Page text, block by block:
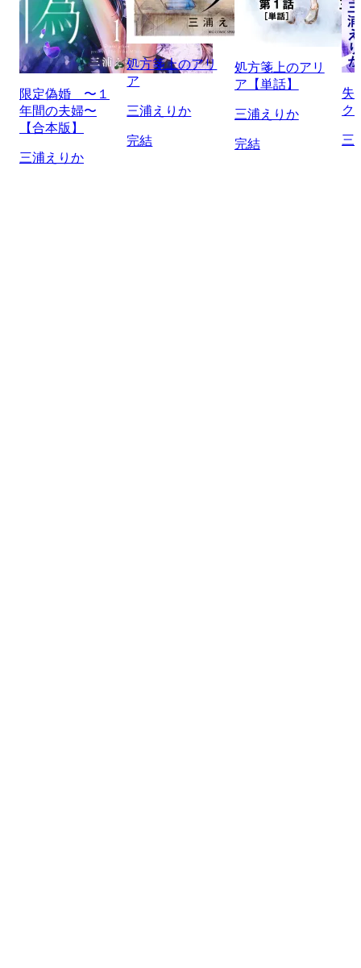
限定偽婚 〜１
年間の夫婦〜
【合本版】
三浦えりか
処方箋上のアリ
ア
三浦えりか
完結
処方箋上のアリ
ア【単話】
三浦えりか
完結
失
ク
三